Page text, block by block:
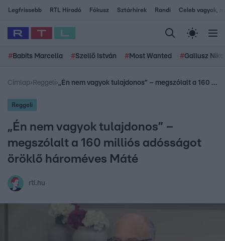
Legfrissebb RTL Híradó Fókusz Sztárhírek Randi Celeb vagyok,
# Babits Marcella #Szellő István # Most Wanted #Gallusz
Címlap› Reggeli› „Én nem vagyok tulajdonos” – megszólalt a 160 milliós adósságot öröklő hároméves Máté
Reggeli
„Én nem vagyok tulajdonos” –
megszólalt a 160 milliós adósságot
öröklő hároméves Máté
rtl.hu